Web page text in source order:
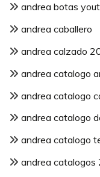
andrea botas
andrea caballero
andrea calzado
andrea catalogo
andrea catalogo
andrea catalogo
andrea catalogo
andrea catalogos